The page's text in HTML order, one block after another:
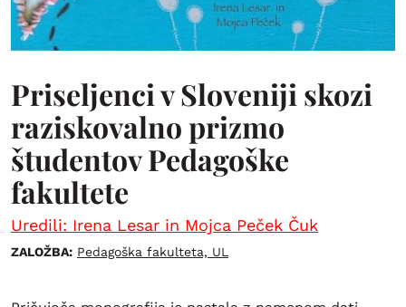
Priseljenci v Sloveniji skozi
raziskovalno prizmo
študentov Pedagoške
fakultete
Uredili: Irena Lesar in Mojca Peček Čuk
ZALOŽBA: Pedagoška fakulteta, UL